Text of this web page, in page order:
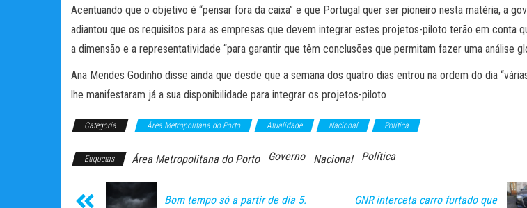
Acentuando que o objetivo é “pensar fora da caixa” e que Portugal quer ser pioneiro nesta matéria, a
adiantou que os requisitos para as empresas que devem integrar estes projetos-piloto terão em conta
a dimensão e a representatividade “para garantir que têm conclusões que permitam fazer uma análise
Ana Mendes Godinho disse ainda que desde que a semana dos quatro dias entrou na ordem do dia
lhe manifestaram já a sua disponibilidade para integrar os projetos-piloto
Categoria Área Metropolitana do Porto Atualidade Nacional Política
Etiquetas Área Metropolitana do Porto Governo Nacional Política
Bom tempo só a partir de dia 5.
GNR interceta carro furtado que